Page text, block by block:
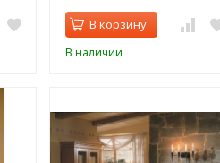
В корзину
В наличии